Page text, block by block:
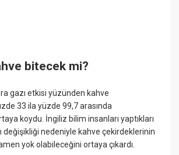
bitecek mi?
gazı etkisi yüzünden kahve
33 ila yüzde 99,7 arasında
koydu. İngiliz bilim insanları yaptıkları
değişikliği nedeniyle kahve çekirdeklerinin
yok olabileceğini ortaya çıkardı.